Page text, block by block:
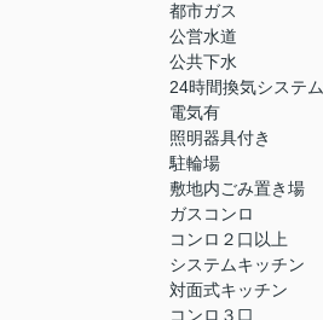
都市ガス
公営水道
公共下水
24時間換気システム
電気有
照明器具付き
駐輪場
敷地内ごみ置き場
ガスコンロ
コンロ２口以上
システムキッチン
対面式キッチン
コンロ３口